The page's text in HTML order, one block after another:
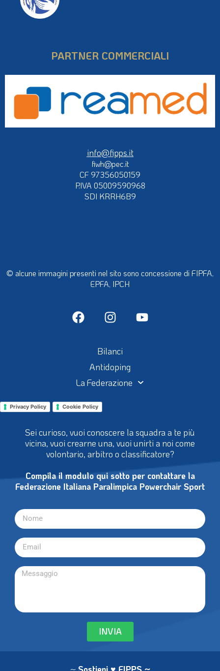
PARTNER COMMERCIALI
info@fipps.it
fiwh@pec.it
CF 97356050159
P.IVA 05009590968
SDI KRRH6B9
© alcune immagini presenti nel sito sono concessione di FIPFA,
EPFA, IPCH
Bilanci
Antidoping
La Federazione
Privacy Policy Cookie Policy
Sei curioso, vuoi conoscere la squadra a te più
vicina, vuoi crearne una, vuoi unirti a noi come
volontario, arbitro o classificatore?
Compila il modulo qui sotto per contattare la
Federazione Italiana Paralimpica Powerchair Sport
INVIA